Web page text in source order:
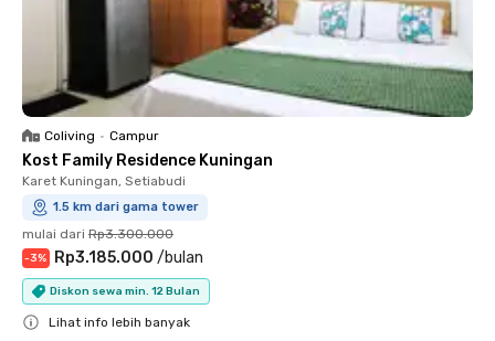
Coliving • Campur
Kost Family Residence Kuningan
Karet Kuningan, Setiabudi
1.5 km dari gama tower
mulai dari Rp3.300.000
-3% Rp3.185.000 /bulan
Diskon sewa min. 12 Bulan
Lihat info lebih banyak